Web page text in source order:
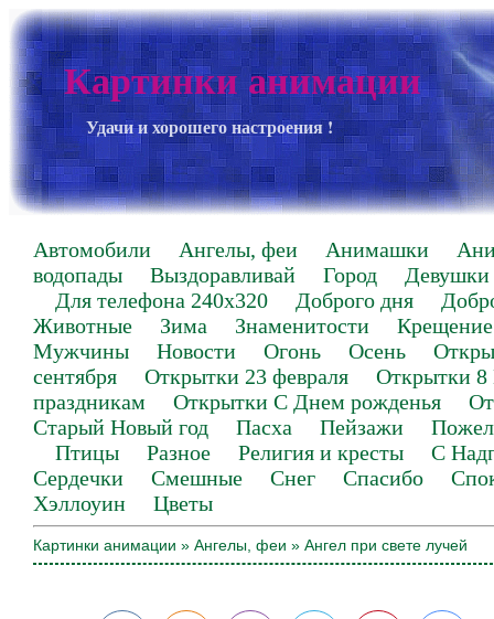
Картинки анимации
Удачи и хорошего настроения !
Автомобили Ангелы, феи Анимашки
водопады
Выздоравливай Город
Девушки
Для телефона 240х320
Доброго дня
Животные
Зима Знаменитости
Крещение
Мужчины
Новости Огонь Осень
сентября
Открытки 23 февраля
Открытки 8
праздникам
Открытки С Днем рожденья
Старый Новый год
Пасха Пейзажи
Птицы
Разное Религия и кресты
С
Сердечки
Смешные Снег Спасибо
Хэллоуин
Цветы
Картинки анимации » Ангелы, феи » Ангел при свете лучей